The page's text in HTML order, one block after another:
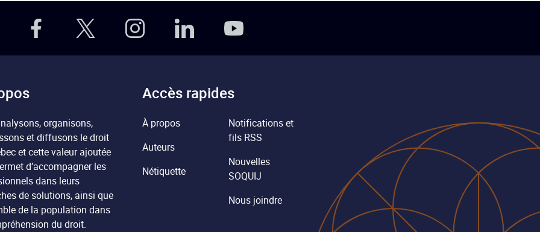
organisons,
et diffusons le droit
et cette valeur ajoutée
d’accompagner les
dans leurs
de solutions, ainsi que
de la population dans
du droit.
Accès rapides
À propos
Auteurs
Nétiquette
Notifications et
fils RSS
Nouvelles
SOQUIJ
Nous joindre